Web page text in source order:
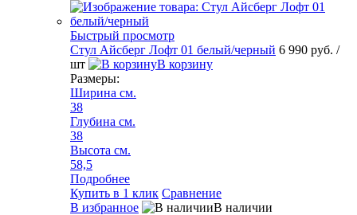
Быстрый просмотр
Стул Айсберг Лофт 01 белый/черный 6 990 руб. /
шт
В корзину
Размеры:
Ширина см.
38
Глубина см.
38
Высота см.
58,5
Подробнее
Купить в 1 клик Сравнение
В избранное
В наличии